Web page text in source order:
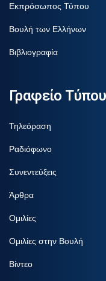
Εκπρόσωπος Τύπου
Βουλή των Ελλήνων
Βιβλιογραφία
Γραφείο Τύπου
Τηλεόραση
Ραδιόφωνο
Συνεντεύξεις
Άρθρα
Ομιλίες
Ομιλίες στην Βουλή
Βίντεο